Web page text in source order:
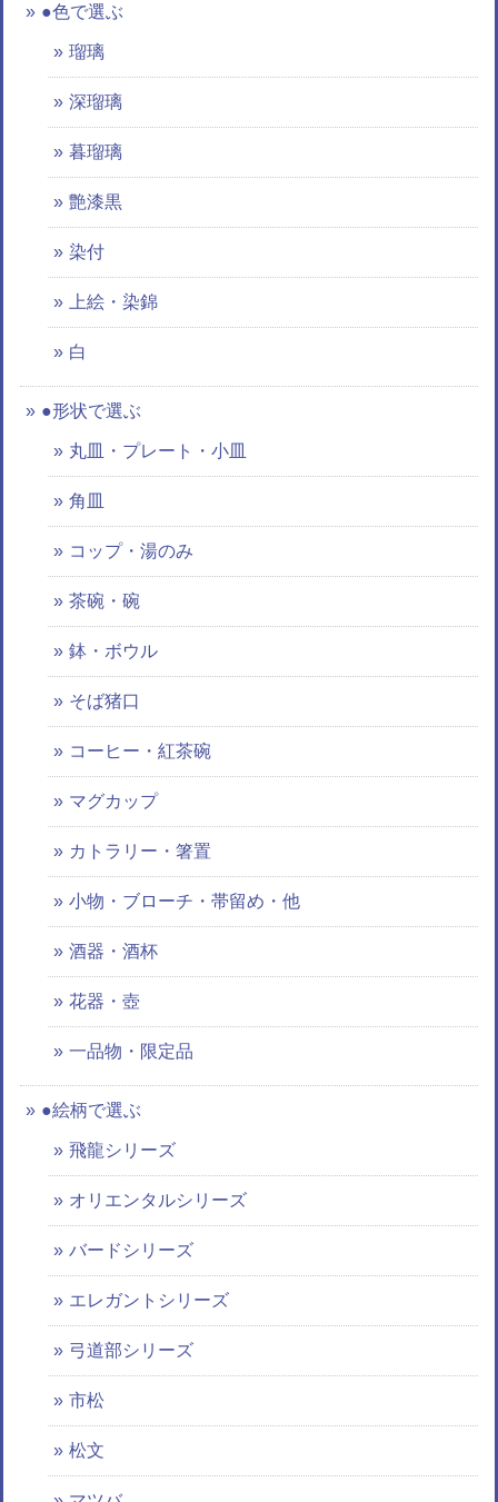
●色で選ぶ
瑠璃
深瑠璃
暮瑠璃
艶漆黒
染付
上絵・染錦
白
●形状で選ぶ
丸皿・プレート・小皿
角皿
コップ・湯のみ
茶碗・碗
鉢・ボウル
そば猪口
コーヒー・紅茶碗
マグカップ
カトラリー・箸置
小物・ブローチ・帯留め・他
酒器・酒杯
花器・壺
一品物・限定品
●絵柄で選ぶ
飛龍シリーズ
オリエンタルシリーズ
バードシリーズ
エレガントシリーズ
弓道部シリーズ
市松
松文